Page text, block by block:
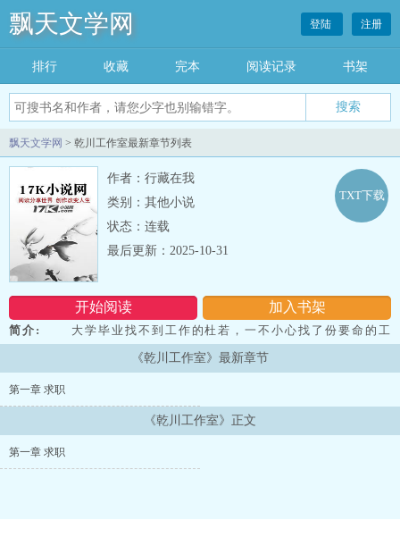
飘天文学网 登陆 注册
排行 收藏 完本 阅读记录 书架
飘天文学网 > 乾川工作室最新章节列表
作者：行藏在我
类别：其他小说
状态：连载
开始阅读 加入书架
TXT下载
最后更新：2025-10-31
简介:
大学毕业找不到工作的杜若，一不小心找了份要命的工
作。...
《乾川工作室》最新章节
第一章 求职
《乾川工作室》正文
第一章 求职